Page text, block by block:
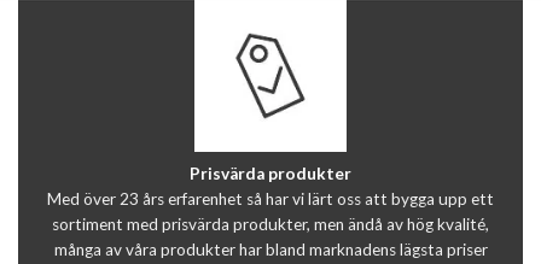
Prisvärda produkter
Med över 23 års erfarenhet så har vi lärt oss att bygga upp ett
sortiment med prisvärda produkter, men ändå av hög kvalité,
många av våra produkter har bland marknadens lägsta priser